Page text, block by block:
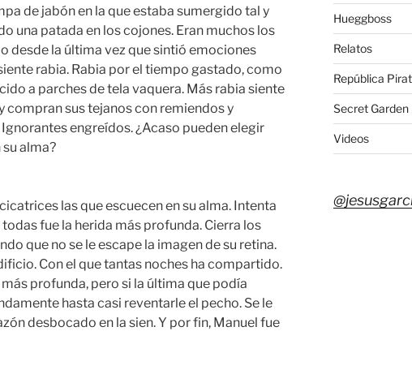
de jabón en la que estaba sumergido tal y
una patada en los cojones. Eran muchos los
desde la última vez que sintió emociones
rabia. Rabia por el tiempo gastado, como
a parches de tela vaquera. Más rabia siente
compran sus tejanos con remiendos y
engreídos. ¿Acaso pueden elegir
alma?
las que escuecen en su alma. Intenta
fue la herida más profunda. Cierra los
que no se le escape la imagen de su retina.
Con el que tantas noches ha compartido.
más profunda, pero si la última que podía
hasta casi reventarle el pecho. Se le
desbocado en la sien. Y por fin, Manuel fue
Hueggboss
Relatos
República
Secret Garden
Videos